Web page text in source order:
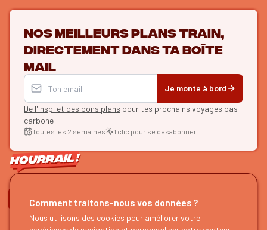
Nos meilleurs plans train,
directement dans ta boîte
mail
Je monte à bord
De l'inspi et des bons plans pour tes prochains voyages bas
carbone
Toutes les 2 semaines 1 clic pour se désabonner
ON SE SUIT ?
HOURRAIL !
EXPLORER
Comment traitons-nous vos données ?
Nous utilisons des cookies pour améliorer votre